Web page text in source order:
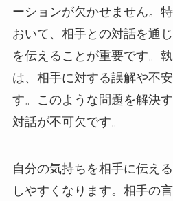
ーションが欠かせません。
おいて、相手との対話を通
を伝えることが重要です。
は、相手に対する誤解や不
す。このような問題を解決
対話が不可欠です。
自分の気持ちを相手に伝え
しやすくなります。相手の